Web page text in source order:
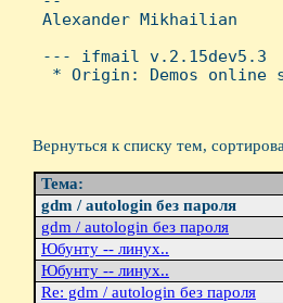
Alexander Mikhailian
--- ifmail v.2.15dev5.3
* Origin: Demos online
Вернуться к списку тем,
Тема:
gdm / autologin без пароля
gdm / autologin без пароля
Юбунту -- линух..
Юбунту -- линух..
Re: gdm / autologin без пароля